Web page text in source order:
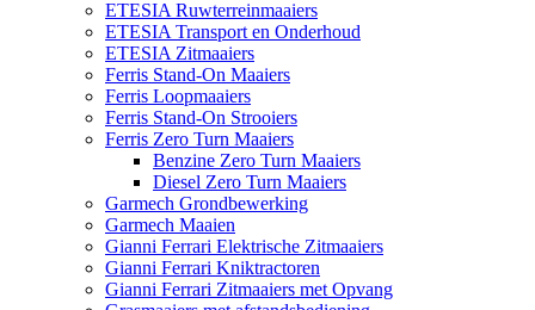
ETESIA Ruwterreinmaaiers
ETESIA Transport en Onderhoud
ETESIA Zitmaaiers
Ferris Stand-On Maaiers
Ferris Loopmaaiers
Ferris Stand-On Strooiers
Ferris Zero Turn Maaiers
Benzine Zero Turn Maaiers
Diesel Zero Turn Maaiers
Garmech Grondbewerking
Garmech Maaien
Gianni Ferrari Elektrische Zitmaaiers
Gianni Ferrari Kniktractoren
Gianni Ferrari Zitmaaiers met Opvang